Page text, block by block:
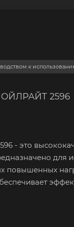
к
2596
- это
для